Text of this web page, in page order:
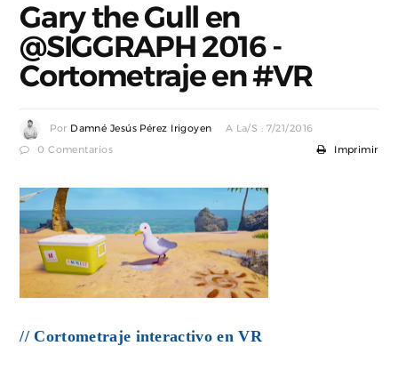
Gary the Gull en
@SIGGRAPH 2016 -
Cortometraje en #VR
Por Damné Jesús Pérez Irigoyen A La/s : 7/21/2016
0 Comentarios Imprimir
// Cortometraje interactivo en VR